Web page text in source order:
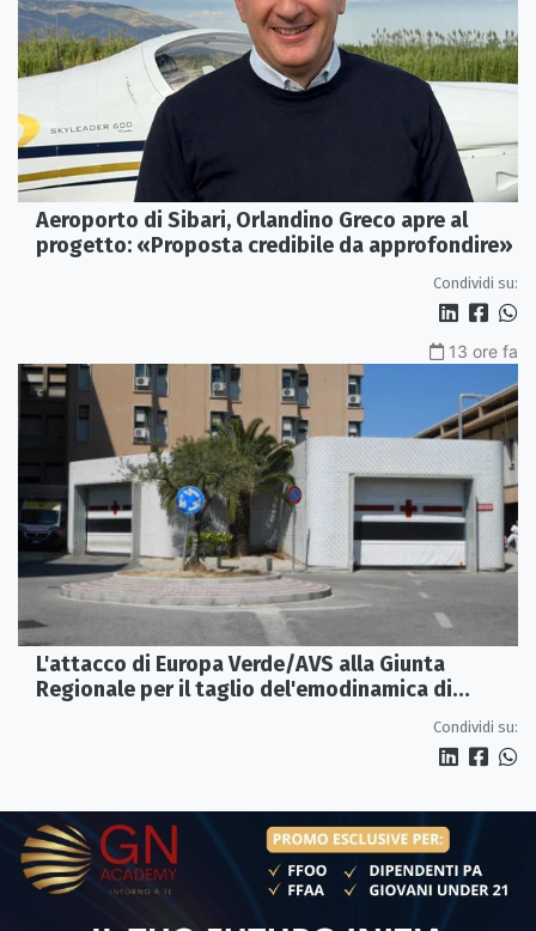
Aeroporto di Sibari, Orlandino Greco apre al
progetto: «Proposta credibile da approfondire»
Condividi su:
13 ore fa
L'attacco di Europa Verde/AVS alla Giunta
Regionale per il taglio del'emodinamica di
Condividi su: